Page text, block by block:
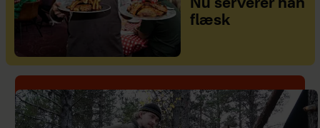
Nu serverer han
flæsk